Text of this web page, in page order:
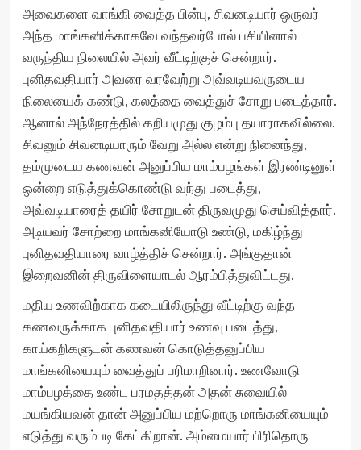
அவைகளை வாங்கி வைத்த பின்பு, சிவனடியார் ஒருவர்
அந்த மாங்கனிக்காகவே வந்தவர்போல் பசியினால்
வருந்திய நிலையில் அவர் வீட்டிற்குச் சென்றார்.
புனிதவதியார் அவரை வரவேற்று அவ்வடியவருடைய
நிலையைக் கண்டு, கலத்தை வைத்துச் சோறு படைத்தார்.
ஆனால் அந்நேரத்தில் கறியமுது குழம்பு தயாராகவில்லை.
சிவனும் சிவனடியாரும் வேறு அல்ல என்று நினைந்து,
தம்முடைய கணவன் அனுப்பிய மாம்பழங்கள் இரண்டினுள்
ஒன்றை எடுத்துக்கொண்டு வந்து படைத்து,
அவ்வடியாரைத் தயிர் சோறுடன் திருவமுது செய்வித்தார்.
அடியவர் சோற்றை மாங்கனியோடு உண்டு, மகிழ்ந்து
புனிதவதியாரை வாழ்த்திச் சென்றார். அங்குதான்
இறைவனின் திருவிளையாடல் ஆரம்பித்துவிட்டது.
மதிய உணவிற்காக கடையிலிருந்து வீட்டிற்கு வந்த
கணவருக்காக புனிதவதியார் உணவு படைத்து,
காய்கறிகளுடன் கணவன் கொடுத்தனுப்பிய
மாங்கனியையும் வைத்துப் பரிமாறினார். உணவோடு
மாம்பழத்தை உண்ட பரமதத்தன் அதன் சுவையில்
மயங்கியவன் தான் அனுப்பிய மற்றொரு மாங்கனியையும்
எடுத்து வரும்படி கேட்கிறான். அம்மையார் பிரிதொரு